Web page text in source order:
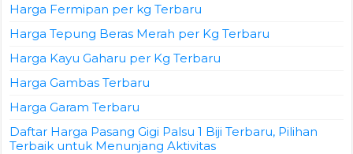
Harga Fermipan per kg Terbaru
Harga Tepung Beras Merah per Kg Terbaru
Harga Kayu Gaharu per Kg Terbaru
Harga Gambas Terbaru
Harga Garam Terbaru
Daftar Harga Pasang Gigi Palsu 1 Biji Terbaru, Pilihan
Terbaik untuk Menunjang Aktivitas